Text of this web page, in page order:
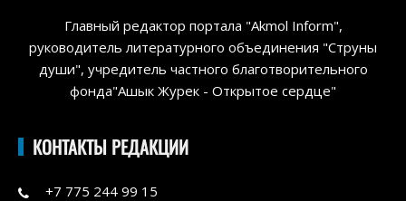
Главный редактор портала "Akmol Inform",
руководитель литературного объединения "Струны
души", учредитель частного благотворительного
фонда"Ашык Журек - Открытое сердце"
КОНТАКТЫ РЕДАКЦИИ
+7 775 244 99 15